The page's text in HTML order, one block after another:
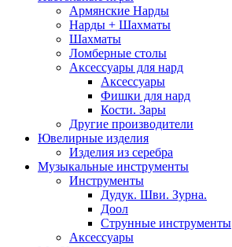
Армянские Нарды
Нарды + Шахматы
Шахматы
Ломберные столы
Аксессуары для нард
Аксессуары
Фишки для нард
Кости. Зары
Другие производители
Ювелирные изделия
Изделия из серебра
Музыкальные инструменты
Инструменты
Дудук. Шви. Зурна.
Доол
Струнные инструменты
Аксессуары